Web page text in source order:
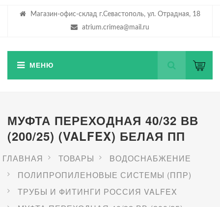
Магазин-офис-склад г.Севастополь, ул. Отрадная, 18
atrium.crimea@mail.ru
МУФТА ПЕРЕХОДНАЯ 40/32 ВВ
(200/25) (VALFEX) БЕЛАЯ ПП
ГЛАВНАЯ ТОВАРЫ
BОДОСНАБЖЕНИЕ
ПОЛИПРОПИЛЕНОВЫЕ СИСТЕМЫ (ППР)
ТРУБЫ И ФИТИНГИ РОССИЯ VALFEX